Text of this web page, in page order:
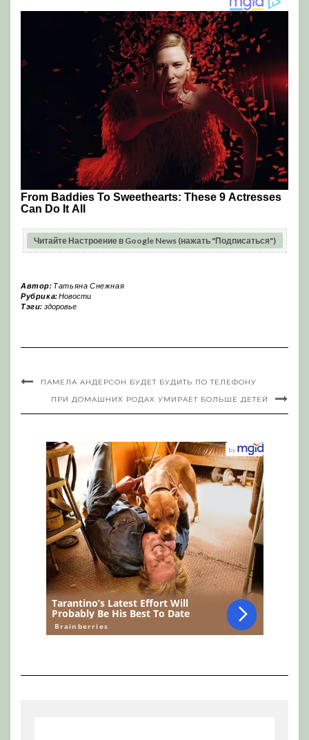
Читайте Настроение в Google News (нажать "Подписаться")
Автор: Татьяна Снежная
Рубрика:Новости
Тэги: здоровье
ПАМЕЛА АНДЕРСОН БУДЕТ БУДИТЬ ПО ТЕЛЕФОНУ
ПРИ ДОМАШНИХ РОДАХ УМИРАЕТ БОЛЬШЕ ДЕТЕЙ